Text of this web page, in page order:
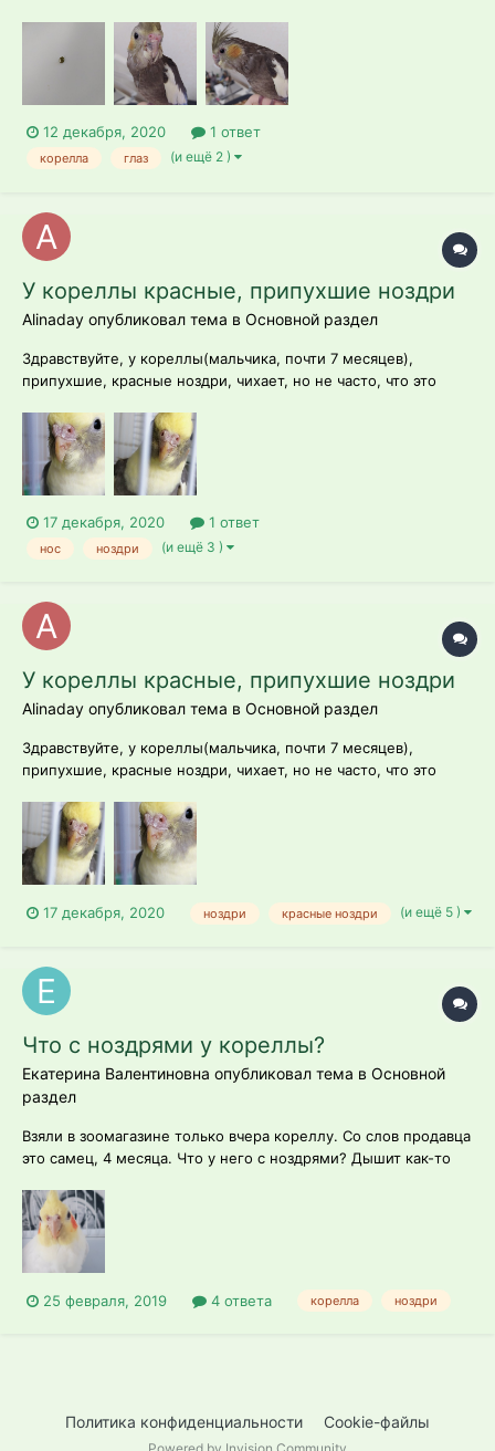
помещение сухое, но куплен увлажнитель буквально на днях
6. Сначала порозовение ноздрей, теперь покраснение левого
12 декабря, 2020 1 ответ
корелла глаз (и ещё 2 )
У кореллы красные, припухшие ноздри
Alinaday опубликовал тема в Основной раздел
Здравствуйте, у кореллы(мальчика, почти 7 месяцев),
припухшие, красные ноздри, чихает, но не часто, что это
кричит, кушает. Стоит ли везти в вет клинику?
17 декабря, 2020 1 ответ
нос ноздри (и ещё 3 )
У кореллы красные, припухшие ноздри
Alinaday опубликовал тема в Основной раздел
Здравствуйте, у кореллы(мальчика, почти 7 месяцев),
припухшие, красные ноздри, чихает, но не часто, что это
кричит, кушает. Стоит ли везти в вет клинику?
17 декабря, 2020 ноздри красные ноздри (и ещё 5 )
Что с ноздрями у кореллы?
Екатерина Валентиновна опубликовал тема в Основной
раздел
Взяли в зоомагазине только вчера кореллу. Со слов продавца
это самец, 4 месяца. Что у него с ноздрями? Дышит как-то
ветеринара. Подскажите, что с ним и как ему помочь.
25 февраля, 2019 4 ответа корелла ноздри
Политика конфиденциальности Cookie-файлы